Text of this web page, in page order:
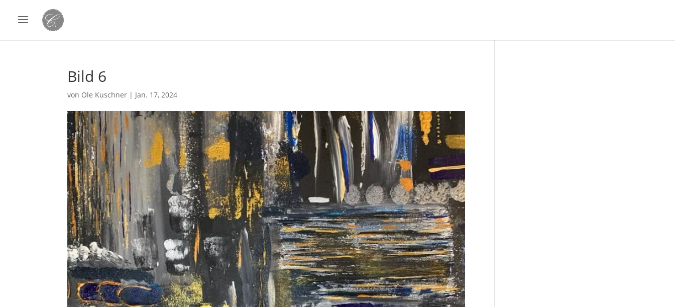
Bild 6
von Ole Kuschner | Jan. 17, 2024